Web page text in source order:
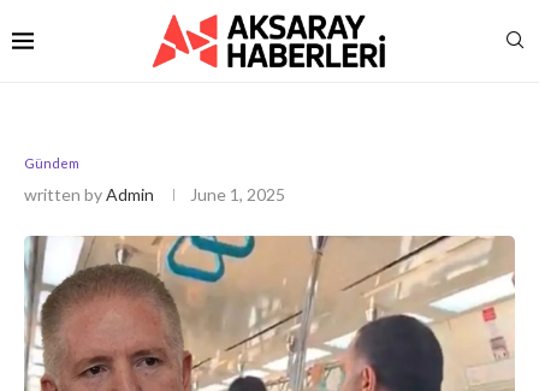
Gündem
written byAdmin June 1, 2025